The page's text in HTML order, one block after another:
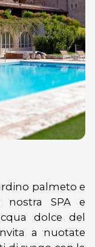
palmeto e
nostra SPA e
dolce del
a nuotate